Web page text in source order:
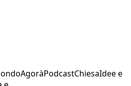
AgoràPodcastChiesaIdee e